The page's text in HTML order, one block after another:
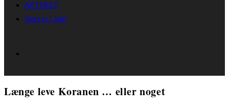
AKTUELT
Sign in / Join
Længe leve Koranen … eller noget